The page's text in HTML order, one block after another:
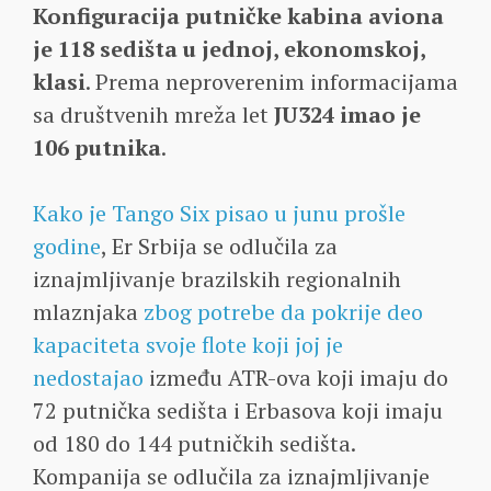
Konfiguracija putničke kabina aviona
je 118 sedišta u jednoj, ekonomskoj,
klasi. Prema neproverenim informacijama
sa društvenih mreža let JU324 imao je
106 putnika.
Kako je Tango Six pisao u junu prošle
godine, Er Srbija se odlučila za
iznajmljivanje brazilskih regionalnih
mlaznjaka zbog potrebe da pokrije deo
kapaciteta svoje flote koji joj je
nedostajao između ATR-ova koji imaju do
72 putnička sedišta i Erbasova koji imaju
od 180 do 144 putničkih sedišta.
Kompanija se odlučila za iznajmljivanje